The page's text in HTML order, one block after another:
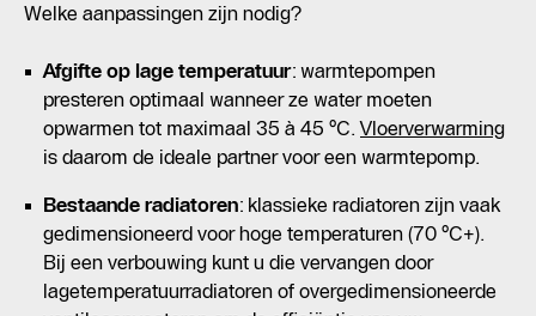
Welke aanpassingen zijn nodig?
Afgifte op lage temperatuur: warmtepompen
presteren optimaal wanneer ze water moeten
opwarmen tot maximaal 35 à 45 °C.Vloerverwarming
is daarom de ideale partner voor een warmtepomp.
Bestaande radiatoren: klassieke radiatoren zijn vaak
gedimensioneerd voor hoge temperaturen (70 °C+).
Bij een verbouwing kunt u die vervangen door
lagetemperatuurradiatoren of overgedimensioneerde